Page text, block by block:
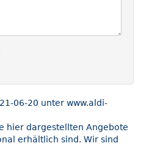
06-20 unter www.aldi-
hier dargestellten Angebote
erhältlich sind. Wir sind